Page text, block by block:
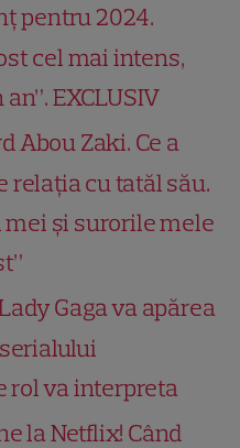
pentru 2024.
cel mai intens,
EXCLUSIV
Abou Zaki. Ce a
relația cu tatăl său.
mei și surorile mele
Gaga va apărea
rol va interpreta
la Netflix! Când